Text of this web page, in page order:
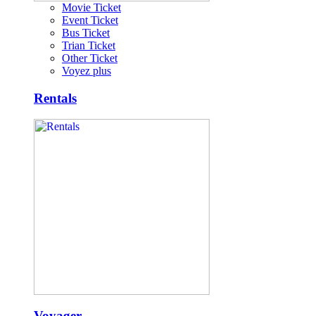
Movie Ticket
Event Ticket
Bus Ticket
Trian Ticket
Other Ticket
Voyez plus
Rentals